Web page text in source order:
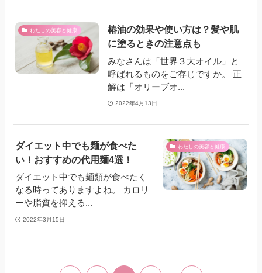
わたしの美容と健康
椿油の効果や使い方は？髪や肌
に塗るときの注意点も
みなさんは「世界３大オイル」と
呼ばれるものをご存じですか。 正
解は「オリーブオ...
2022年4月13日
わたしの美容と健康
ダイエット中でも麺が食べた
い！おすすめの代用麺4選！
ダイエット中でも麺類が食べたく
なる時ってありますよね。 カロリ
ーや脂質を抑える...
2022年3月15日